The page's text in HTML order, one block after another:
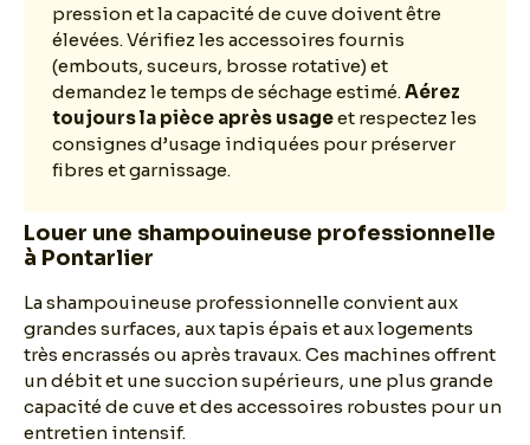
pression et la capacité de cuve doivent être
élevées. Vérifiez les accessoires fournis
(embouts, suceurs, brosse rotative) et
demandez le temps de séchage estimé. Aérez
toujours la pièce après usageet respectez les
consignes d’usage indiquées pour préserver
fibres et garnissage.
Louer une shampouineuse professionnelle
à Pontarlier
La shampouineuse professionnelle convient aux
grandes surfaces, aux tapis épais et aux logements
très encrassés ou après travaux. Ces machines offrent
un débit et une succion supérieurs, une plus grande
capacité de cuve et des accessoires robustes pour un
entretien intensif.